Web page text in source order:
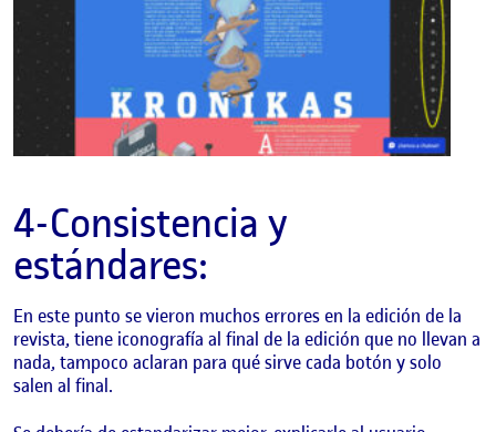
4-Consistencia y
estándares:
En este punto se vieron muchos errores en la edición de la
revista, tiene iconografía al final de la edición que no llevan a
nada, tampoco aclaran para qué sirve cada botón y solo
salen al final.